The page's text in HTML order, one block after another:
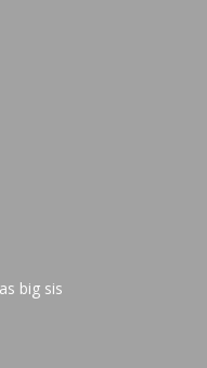
big sis